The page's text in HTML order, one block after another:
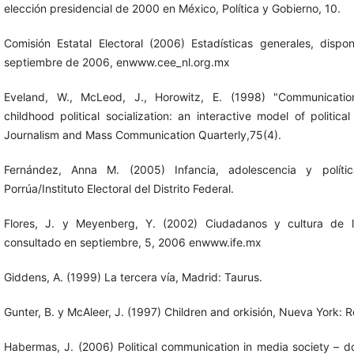
elección presidencial de 2000 en México, Política y Gobierno, 10.
Comisión Estatal Electoral (2006) Estadísticas generales,
septiembre de 2006, enwww.cee_nl.org.mx
Eveland, W., McLeod, J., Horowitz, E. (1998)
childhood political socialization: an interactive model of political
Journalism and Mass Communication Quarterly,75(4).
Fernández, Anna M. (2005) Infancia, adolescencia y
Porrúa/Instituto Electoral del Distrito Federal.
Flores, J. y Meyenberg, Y. (2002) Ciudadanos y cultura de
consultado en septiembre, 5, 2006 enwww.ife.mx
Giddens, A. (1999) La tercera vía, Madrid: Taurus.
Gunter, B. y McAleer, J. (1997) Children and orkisión, Nueva York:
Habermas, J. (2006) Political communication in media society –